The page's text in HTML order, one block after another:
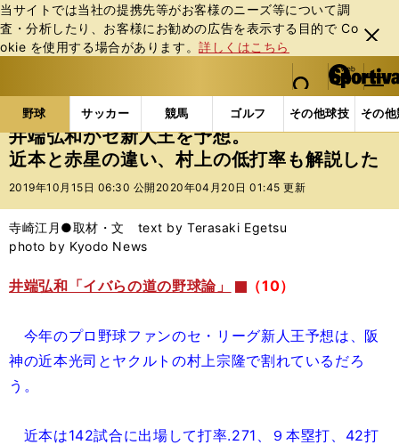
当サイトでは当社の提携先等がお客様のニーズ等について調
査・分析したり、お客様にお勧めの広告を表⽰する⽬的で Co
okie を使⽤する場合があります。詳しくはこちら
閉じ
る
web Sportiva (webスポルティーバ)
検索
マイペ
ー
ジ
メニュ
野球 サッカー 競馬 ゴルフ その他球技 その
b
ス
ポ
ル
バ
野球の記事一覧 プロ野球 井端弘和がセ新人王を予
井端弘和がセ新人王を予想。
近本と赤星の違い、村上の低打率も解説した
2019年10月15日 06:30 公開 2020年04月20日 01:45 更新
寺崎江月●取材・文 text by Terasaki Egetsu
photo by Kyodo News
井端弘和「イバらの道の野球論」 （10）
今年のプロ野球ファンのセ・リーグ新人王予想は、阪
神の近本光司とヤクルトの村上宗隆で割れているだろ
う。
近本は142試合に出場して打率.271、９本塁打、42打